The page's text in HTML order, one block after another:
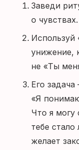
Заведи
о чувствах.
Используй
унижение,
не «Ты
Его
«Я
Что я могу
тебе стало
желает